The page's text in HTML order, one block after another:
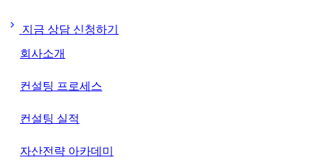
지금 상담 신청하기
회사소개
컨설팅 프로세스
컨설팅 실적
자산전략 아카데미